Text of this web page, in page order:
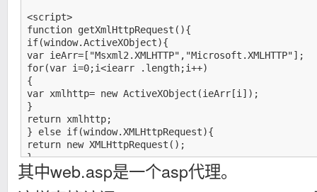
<script>
function getXmlHttpRequest(){
if(window.ActiveXObject){
var ieArr=["Msxml2.XMLHTTP","Microsoft.XMLHTTP"];
for(var i=0;i<iearr .length;i++)
{
var xmlhttp= new ActiveXObject(ieArr[i]);
}
return xmlhttp;
} else if(window.XMLHttpRequest){
return new XMLHttpRequest();
}
}
var xmlHttp=getXmlHttpRequest();
其中web.asp是一个asp代理。